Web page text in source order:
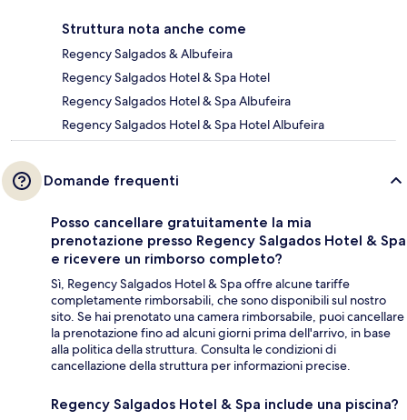
Struttura nota anche come
Regency Salgados & Albufeira
Regency Salgados Hotel & Spa Hotel
Regency Salgados Hotel & Spa Albufeira
Regency Salgados Hotel & Spa Hotel Albufeira
Domande frequenti
Posso cancellare gratuitamente la mia
prenotazione presso Regency Salgados Hotel & Spa
e ricevere un rimborso completo?
Sì, Regency Salgados Hotel & Spa offre alcune tariffe
completamente rimborsabili, che sono disponibili sul nostro
sito. Se hai prenotato una camera rimborsabile, puoi cancellare
la prenotazione fino ad alcuni giorni prima dell'arrivo, in base
alla politica della struttura. Consulta le condizioni di
cancellazione della struttura per informazioni precise.
Regency Salgados Hotel & Spa include una piscina?